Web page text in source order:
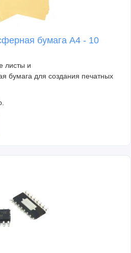
бумага А4 - 10
листы и
бумага для создания печатных